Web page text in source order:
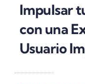
Impulsar
con una
Usuario